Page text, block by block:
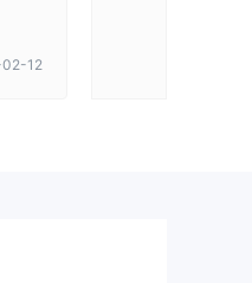
12